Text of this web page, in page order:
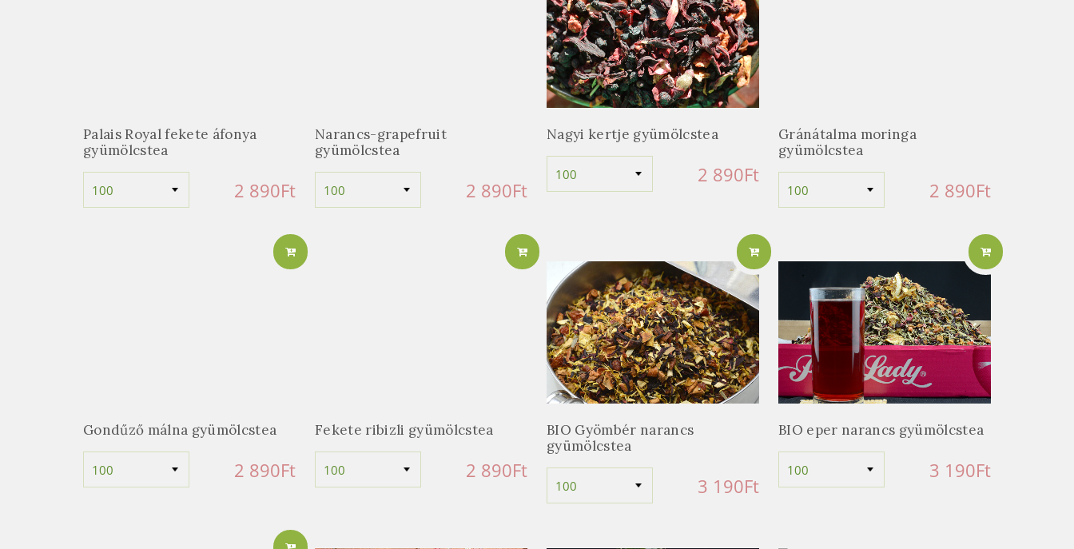
Palais Royal fekete áfonya
gyümölcstea
2 890Ft
Narancs-grapefruit
gyümölcstea
2 890Ft
Nagyi kertje gyümölcstea
2 890Ft
Gránátalma moringa
gyümölcstea
2 890Ft
Gondűző málna gyümölcstea
2 890Ft
Fekete ribizli gyümölcstea
2 890Ft
BIO Gyömbér narancs
gyümölcstea
3 190Ft
BIO eper narancs gyümölcstea
3 190Ft